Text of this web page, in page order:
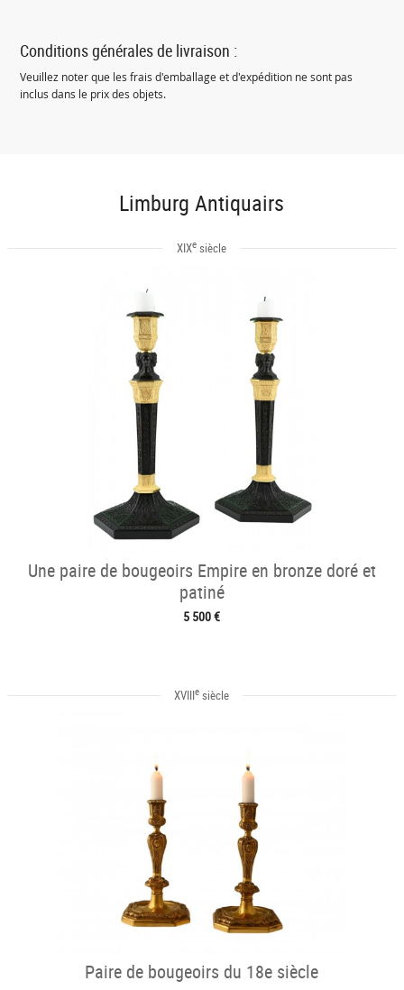
Conditions générales de livraison :
Veuillez noter que les frais d'emballage et d'expédition ne sont pas
inclus dans le prix des objets.
Limburg Antiquairs
XIXe siècle
Une paire de bougeoirs Empire en bronze doré et
patiné
5 500 €
XVIIIe siècle
Paire de bougeoirs du 18e siècle